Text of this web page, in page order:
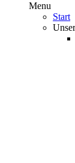
Menu
Start